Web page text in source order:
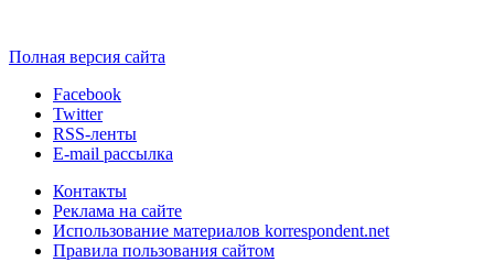
Полная версия сайта
Facebook
Twitter
RSS-ленты
E-mail рассылка
Контакты
Реклама на сайте
Использование материалов korrespondent.net
Правила пользования сайтом